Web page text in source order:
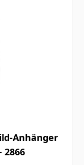
Anhänger
2866